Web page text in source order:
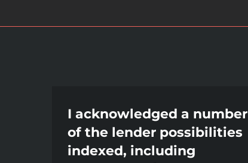
I acknowledged a number
of the lender possibilities
indexed, including